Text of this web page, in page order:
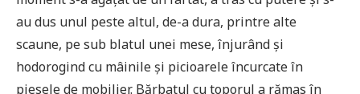
au dus unul peste altul, de-a dura, printre alte
scaune, pe sub blatul unei mese, înjurând și
hodorogind cu mâinile și picioarele încurcate în
piesele de mobilier. Bărbatul cu toporul a rămas în